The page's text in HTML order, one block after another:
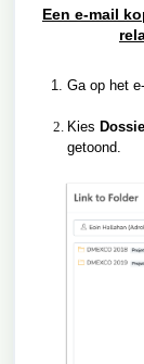
Een e-mail
Ga op het
Kies
getoond.